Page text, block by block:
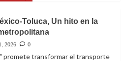
Toluca, Un hito en la
2026 0
promete transformar el transporte